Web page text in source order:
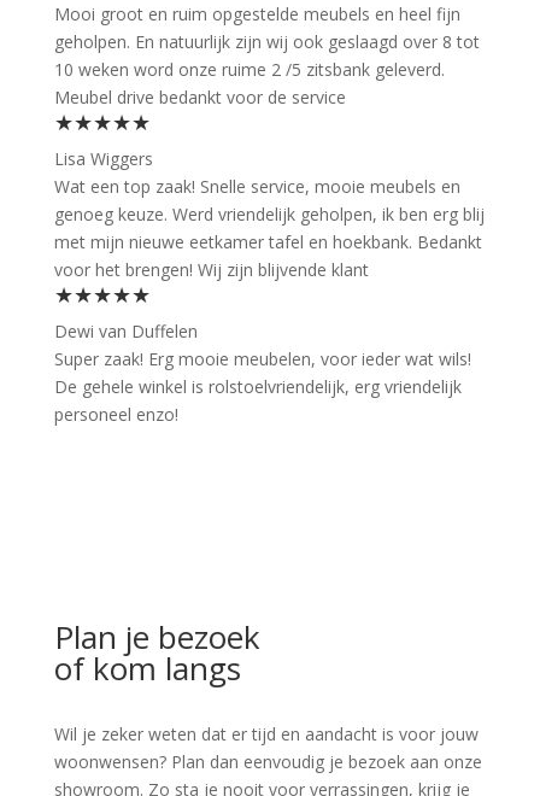
Mooi groot en ruim opgestelde meubels en heel fijn
geholpen. En natuurlijk zijn wij ook geslaagd over 8 tot
10 weken word onze ruime 2 /5 zitsbank geleverd.
Meubel drive bedankt voor de service
★★★★★
Lisa Wiggers
Wat een top zaak! Snelle service, mooie meubels en
genoeg keuze. Werd vriendelijk geholpen, ik ben erg blij
met mijn nieuwe eetkamer tafel en hoekbank. Bedankt
voor het brengen! Wij zijn blijvende klant
★★★★★
Dewi van Duffelen
Super zaak! Erg mooie meubelen, voor ieder wat wils!
De gehele winkel is rolstoelvriendelijk, erg vriendelijk
personeel enzo!
Plan je bezoek
of kom langs
Wil je zeker weten dat er tijd en aandacht is voor jouw
woonwensen? Plan dan eenvoudig je bezoek aan onze
showroom. Zo sta je nooit voor verrassingen, krijg je